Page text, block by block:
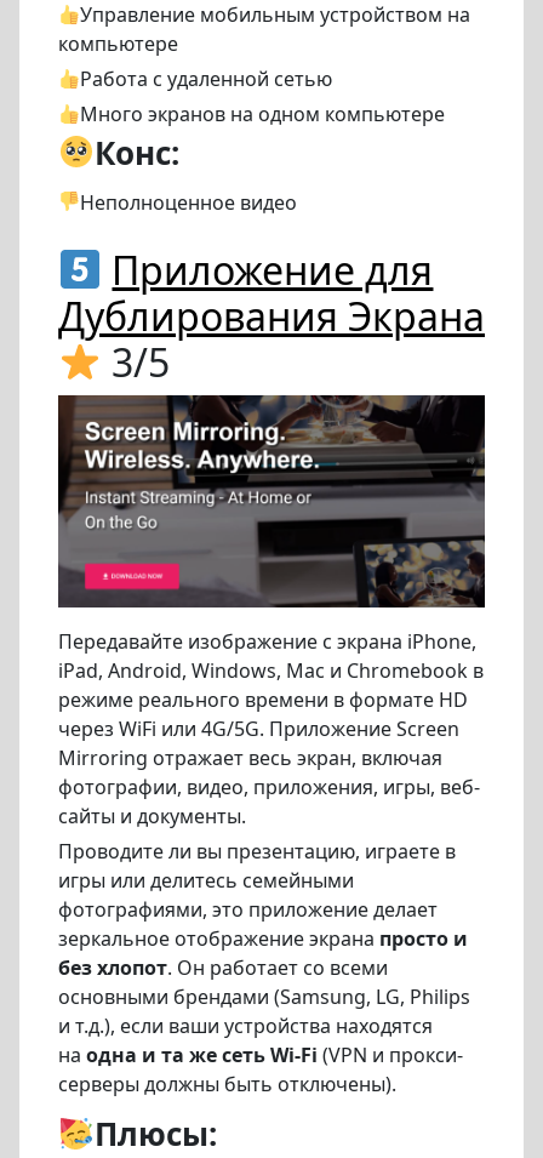
Управление мобильным устройством на
компьютере
Работа с удаленной сетью
Много экранов на одном компьютере
Конс:
Неполноценное видео
Приложение для
Дублирования Экрана
3/5
Передавайте изображение с экрана iPhone,
iPad, Android, Windows, Mac и Chromebook в
режиме реального времени в формате HD
через WiFi или 4G/5G. Приложение Screen
Mirroring отражает весь экран, включая
фотографии, видео, приложения, игры, веб-
сайты и документы.
Проводите ли вы презентацию, играете в
игры или делитесь семейными
фотографиями, это приложение делает
зеркальное отображение экрана просто и
без хлопот. Он работает со всеми
основными брендами (Samsung, LG, Philips
и т.д.), если ваши устройства находятся
на одна и та же сеть Wi-Fi (VPN и прокси-
серверы должны быть отключены).
Плюсы: